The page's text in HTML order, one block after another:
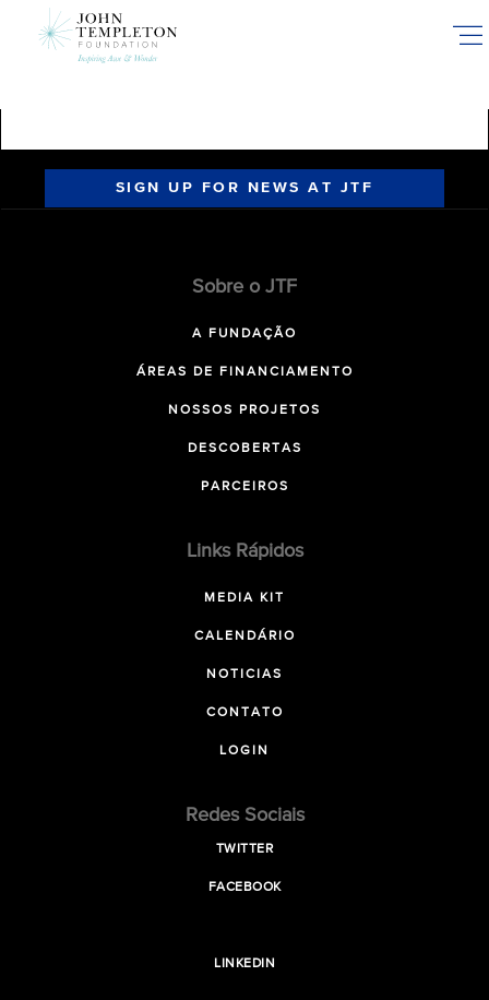
SIGN UP FOR NEWS AT JTF
Sobre o JTF
A FUNDAÇÃO
ÁREAS DE FINANCIAMENTO
NOSSOS PROJETOS
DESCOBERTAS
PARCEIROS
Links Rápidos
MEDIA KIT
CALENDÁRIO
NOTICIAS
CONTATO
LOGIN
Redes Sociais
TWITTER
FACEBOOK
LINKEDIN